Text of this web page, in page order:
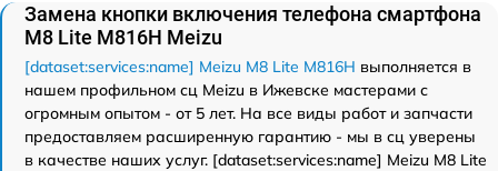
Замена кнопки включения телефона смартфона
M8 Lite M816H Meizu
[dataset:services:name] Meizu M8 Lite M816H выполняется в
нашем профильном сц Meizu в Ижевске мастерами с
огромным опытом - от 5 лет. На все виды работ и запчасти
предоставляем расширенную гарантию - мы в сц уверены
в качестве наших услуг. [dataset:services:name] Meizu M8 Lite